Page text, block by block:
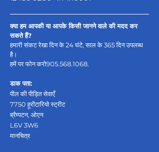
क्या हम आपकी या आपके किसी जानने वाले की मदद कर
सकते हैं?
हमारी संकट रेखा दिन के 24 घंटे, साल के 365 दिन उपलब्ध
है।
हमें पर फोन करो905.568.1068.
डाक पता:
पील की पीड़ित सेवाएँ
7750 हूरोंटारियो स्ट्रीट
ब्रैम्पटन, ओएन
L6V 3W6
मानचित्र